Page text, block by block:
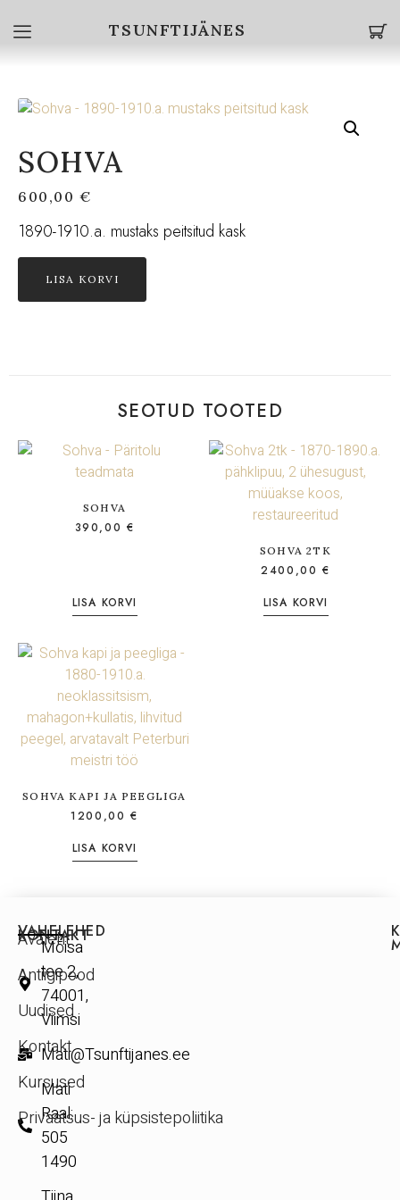
TSUNFTIJÄNES
SOHVA
600,00€
1890-1910.a. mustaks peitsitud kask
LISA KORVI
SEOTUD TOOTED
SOHVA
390,00 €
LISA KORVI
SOHVA 2TK
2400,00€
LISA KORVI
SOHVA KAPI JA PEEGLIGA
1200,00€
LISA KORVI
KONTAKT
Mõisa
tee 2,
74001,
Viimsi
Mati@Tsunftijanes.ee
Mati
Raal:
505
1490
VAHELEHED
Avaleht
Antiigipood
Uudised
Kontakt
Kursused
Privaatsus- ja küpsistepoliitika